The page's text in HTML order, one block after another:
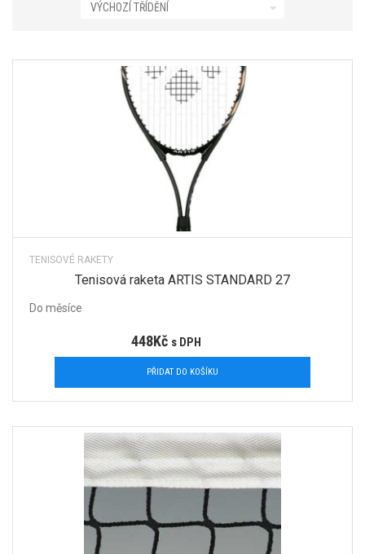
TENISOVÉ RAKETY
Tenisová raketa ARTIS STANDARD 27
448Kč s DPH
Do měsíce
PŘIDAT DO KOŠÍKU